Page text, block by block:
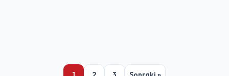
Yazı sayfalaması